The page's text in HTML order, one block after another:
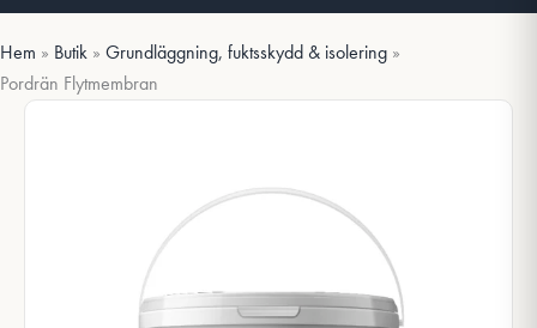
Hem » Butik » Grundläggning, fuktsskydd & isolering »
Pordrän Flytmembran